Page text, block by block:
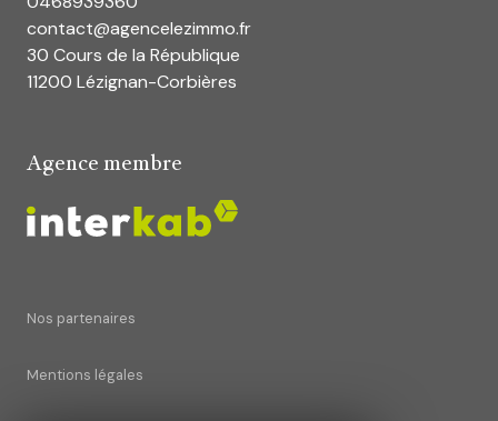
contact@agencelezimmo.fr
30 Cours de la République
11200 Lézignan-Corbières
Agence membre
Nos partenaires
Mentions légales